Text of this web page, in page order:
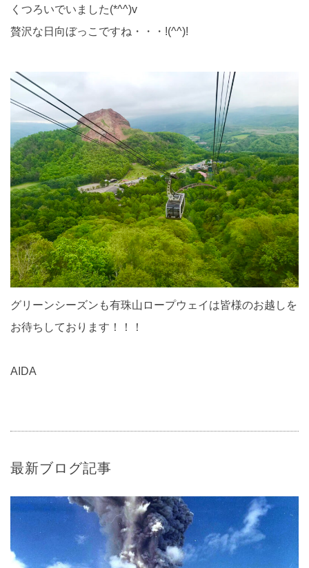
くつろいでいました(*^^)v
贅沢な日向ぼっこですね・・・!(^^)!
グリーンシーズンも有珠山ロープウェイは皆様のお越しを
お待ちしております！！！
AIDA
最新ブログ記事